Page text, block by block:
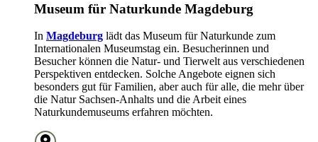
Museum für Naturkunde Magdeburg
In Magdeburg lädt das Museum für Naturkunde zum
Internationalen Museumstag ein. Besucherinnen und
Besucher können die Natur- und Tierwelt aus verschiedenen
Perspektiven entdecken. Solche Angebote eignen sich
besonders gut für Familien, aber auch für alle, die mehr über
die Natur Sachsen-Anhalts und die Arbeit eines
Naturkundemuseums erfahren möchten.